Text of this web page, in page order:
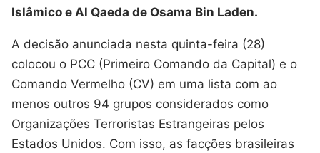
Islâmico e Al Qaeda de Osama Bin Laden.
A decisão anunciada nesta quinta-feira (28)
colocou o PCC (Primeiro Comando da Capital) e o
Comando Vermelho (CV) em uma lista com ao
menos outros 94 grupos considerados como
Organizações Terroristas Estrangeiras pelos
Estados Unidos. Com isso, as facções brasileiras